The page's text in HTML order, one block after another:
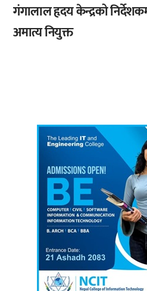
गंगालाल हृदय केन्द्रको
अमात्य नियुक्त